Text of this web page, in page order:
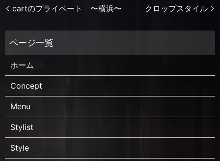
cartのプライベート 〜横浜〜 クロップスタイル
ホーム
Concept
Menu
Stylist
Style